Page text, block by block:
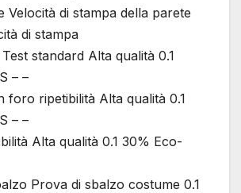
Velocità di stampa della parete
di stampa
standard Alta qualità 0.1
– –
foro ripetibilità Alta qualità 0.1
– –
Alta qualità 0.1 30% Eco-
Prova di sbalzo costume 0.1